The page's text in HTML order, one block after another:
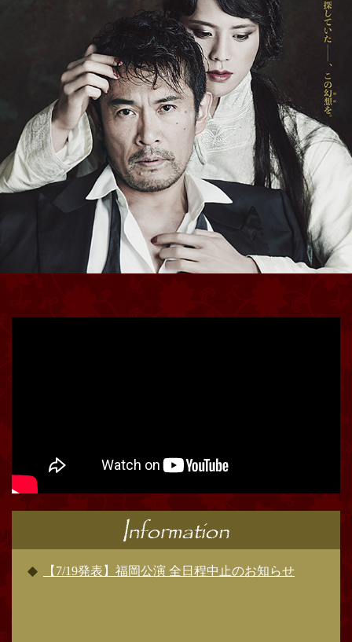
【7/19発表】福岡公演 全日程中止のお知らせ